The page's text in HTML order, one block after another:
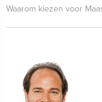
Waarom kiezen voor